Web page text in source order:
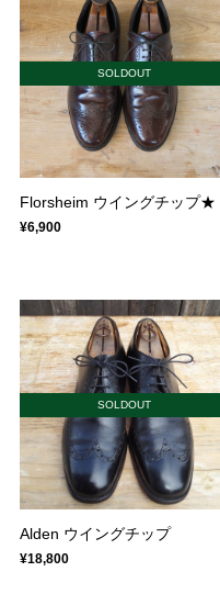
SOLDOUT
Florsheim ウイングチップ★
¥6,900
SOLDOUT
Alden ウイングチップ
¥18,800